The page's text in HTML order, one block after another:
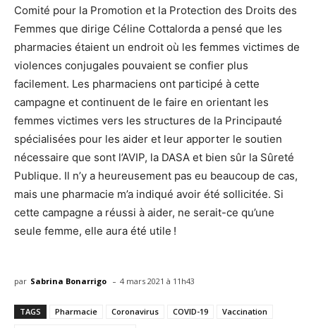
Comité pour la Promotion et la Protection des Droits des
Femmes que dirige Céline Cottalorda a pensé que les
pharmacies étaient un endroit où les femmes victimes de
violences conjugales pouvaient se confier plus
facilement. Les pharmaciens ont participé à cette
campagne et continuent de le faire en orientant les
femmes victimes vers les structures de la Principauté
spécialisées pour les aider et leur apporter le soutien
nécessaire que sont l’AVIP, la DASA et bien sûr la Sûreté
Publique. Il n’y a heureusement pas eu beaucoup de cas,
mais une pharmacie m’a indiqué avoir été sollicitée. Si
cette campagne a réussi à aider, ne serait-ce qu’une
seule femme, elle aura été utile !
par Sabrina Bonarrigo - 4 mars 2021 à 11h43
TAGS Pharmacie Coronavirus COVID-19
Vaccination